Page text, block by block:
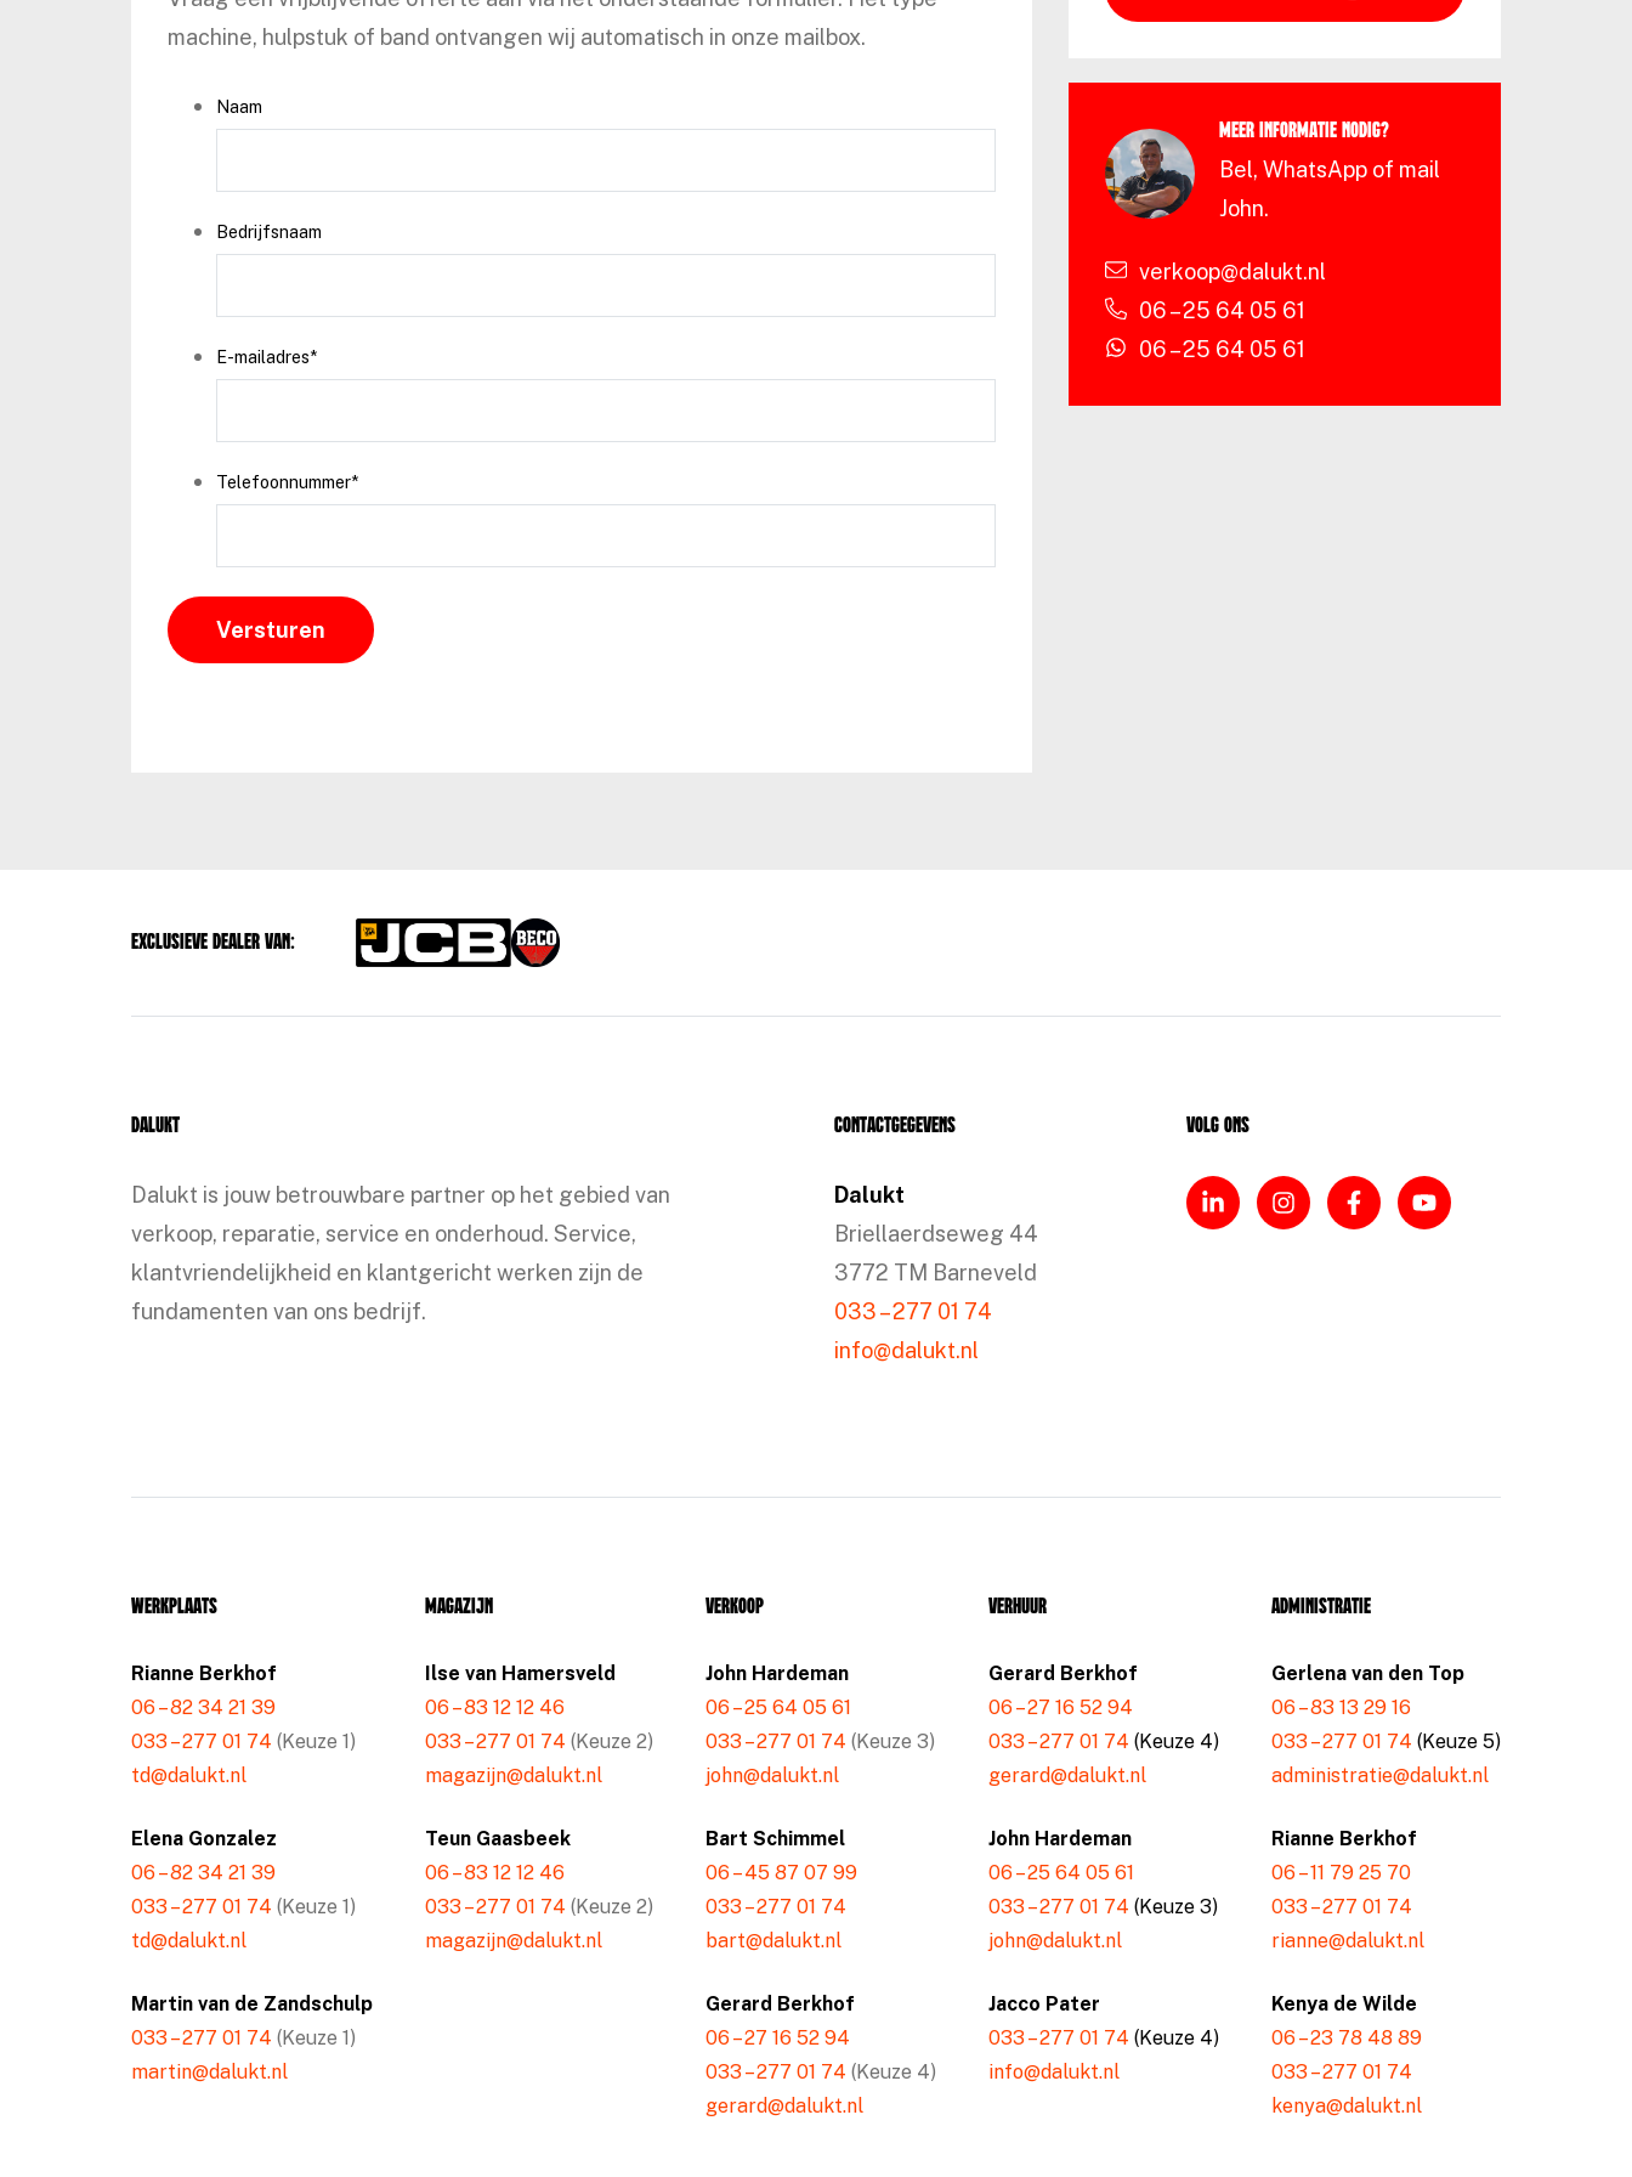
machine, hulpstuk of band ontvangen wij automatisch in onze mailbox.
Naam
Bedrijfsnaam
E-mailadres*
Telefoonnummer*
Meer informatie nodig?
Bel, WhatsApp of mail
John.
verkoop@dalukt.nl
06 – 25 64 05 61
06 – 25 64 05 61
Exclusieve dealer van:
Dalukt
Dalukt is jouw betrouwbare partner op het gebied van
verkoop, reparatie, service en onderhoud. Service,
klantvriendelijkheid en klantgericht werken zijn de
fundamenten van ons bedrijf.
Contactgegevens
Dalukt
Briellaerdseweg 44
3772 TM Barneveld
033 – 277 01 74
info@dalukt.nl
Volg ons
Werkplaats
Rianne Berkhof
06 – 82 34 21 39
033 – 277 01 74 (Keuze 1)
td@dalukt.nl
Elena Gonzalez
06 – 82 34 21 39
033 – 277 01 74 (Keuze 1)
td@dalukt.nl
Martin van de Zandschulp
033 – 277 01 74 (Keuze 1)
martin@dalukt.nl
Magazijn
Ilse van Hamersveld
06 – 83 12 12 46
033 – 277 01 74 (Keuze 2)
magazijn@dalukt.nl
Teun Gaasbeek
06 – 83 12 12 46
033 – 277 01 74 (Keuze 2)
magazijn@dalukt.nl
Verkoop
John Hardeman
06 – 25 64 05 61
033 – 277 01 74 (Keuze 3)
john@dalukt.nl
Bart Schimmel
06 – 45 87 07 99
033 – 277 01 74
bart@dalukt.nl
Gerard Berkhof
06 – 27 16 52 94
033 – 277 01 74 (Keuze 4)
gerard@dalukt.nl
Verhuur
Gerard Berkhof
06 – 27 16 52 94
033 – 277 01 74 (Keuze 4)
gerard@dalukt.nl
John Hardeman
06 – 25 64 05 61
033 – 277 01 74 (Keuze 3)
john@dalukt.nl
Jacco Pater
033 – 277 01 74 (Keuze 4)
info@dalukt.nl
Administratie
Gerlena van den Top
06 – 83 13 29 16
033 – 277 01 74 (Keuze 5)
administratie@dalukt.nl
Rianne Berkhof
06 – 11 79 25 70
033 – 277 01 74
rianne@dalukt.nl
Kenya de Wilde
06 – 23 78 48 89
033 – 277 01 74
kenya@dalukt.nl